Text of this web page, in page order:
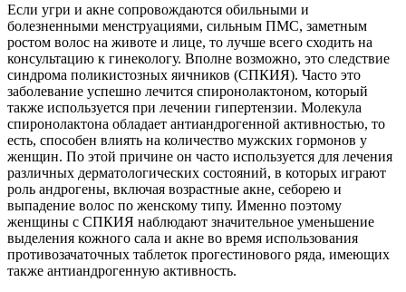
Если угри и акне сопровождаются обильными и
болезненными менструациями, сильным ПМС, заметным
ростом волос на животе и лице, то лучше всего сходить на
консультацию к гинекологу. Вполне возможно, это следствие
синдрома поликистозных яичников (СПКИЯ). Часто это
заболевание успешно лечится спиронолактоном, который
также используется при лечении гипертензии. Молекула
спиронолактона обладает антиандрогенной активностью, то
есть, способен влиять на количество мужских гормонов у
женщин. По этой причине он часто используется для лечения
различных дерматологических состояний, в которых играют
роль андрогены, включая возрастные акне, себорею и
выпадение волос по женскому типу. Именно поэтому
женщины с СПКИЯ наблюдают значительное уменьшение
выделения кожного сала и акне во время использования
противозачаточных таблеток прогестинового ряда, имеющих
также антиандрогенную активность.